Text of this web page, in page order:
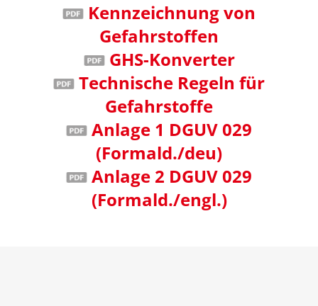
Kennzeichnung von
Gefahrstoffen
GHS-Konverter
Technische Regeln für
Gefahrstoffe
Anlage 1 DGUV 029
(Formald./deu)
Anlage 2 DGUV 029
(Formald./engl.)